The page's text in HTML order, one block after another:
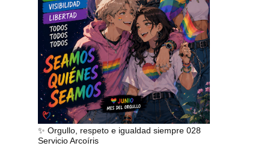
✨ Orgullo, respeto e igualdad siempre 028
Servicio Arcoíris